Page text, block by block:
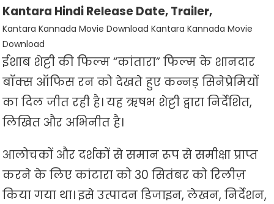
Kantara Hindi Release Date, Trailer,
Kantara Kannada Movie Download Kantara Kannada Movie
Download
ईशाब शेट्टी की फिल्म “कांतारा” फिल्म के शानदार
बॉक्स ऑफिस रन को देखते हुए कन्नड़ सिनेप्रेमियों
का दिल जीत रही है। यह ऋषभ शेट्टी द्वारा निर्देशित,
लिखित और अभिनीत है।
आलोचकों और दर्शकों से समान रूप से समीक्षा प्राप्त
करने के लिए कांटारा को 30 सितंबर को रिलीज़
किया गया था। इसे उत्पादन डिजाइन, लेखन, निर्देशन,